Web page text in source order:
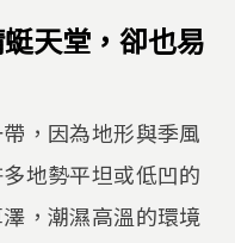
天堂，卻也易
，因為地形與季風
地勢平坦或低凹的
，潮濕高溫的環境